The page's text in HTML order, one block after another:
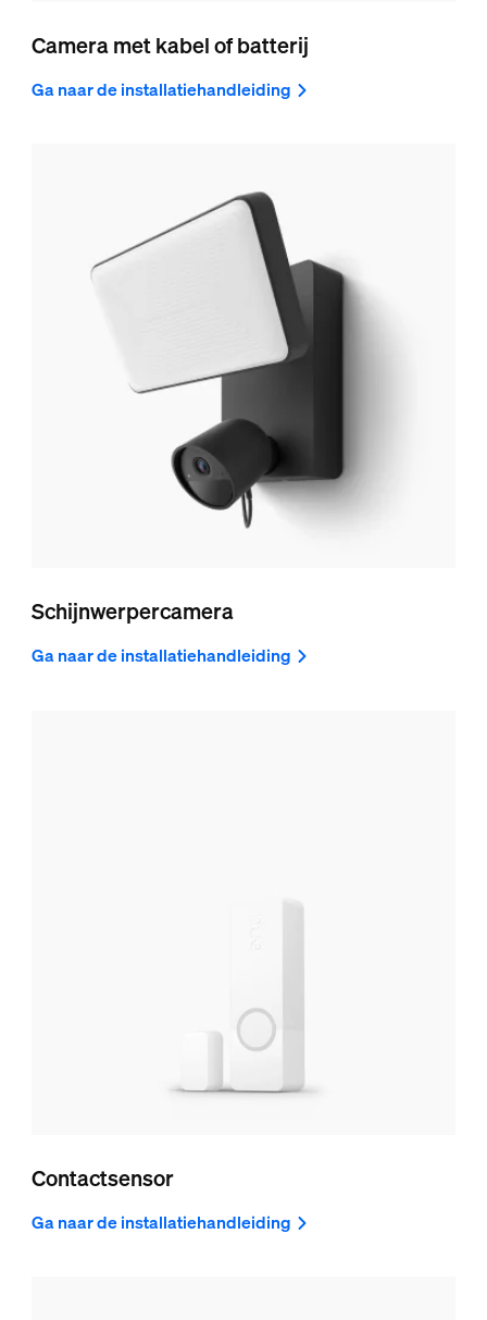
Camera met kabel of batterij
Ga naar de installatiehandleiding
Schijnwerpercamera
Ga naar de installatiehandleiding
Contactsensor
Ga naar de installatiehandleiding